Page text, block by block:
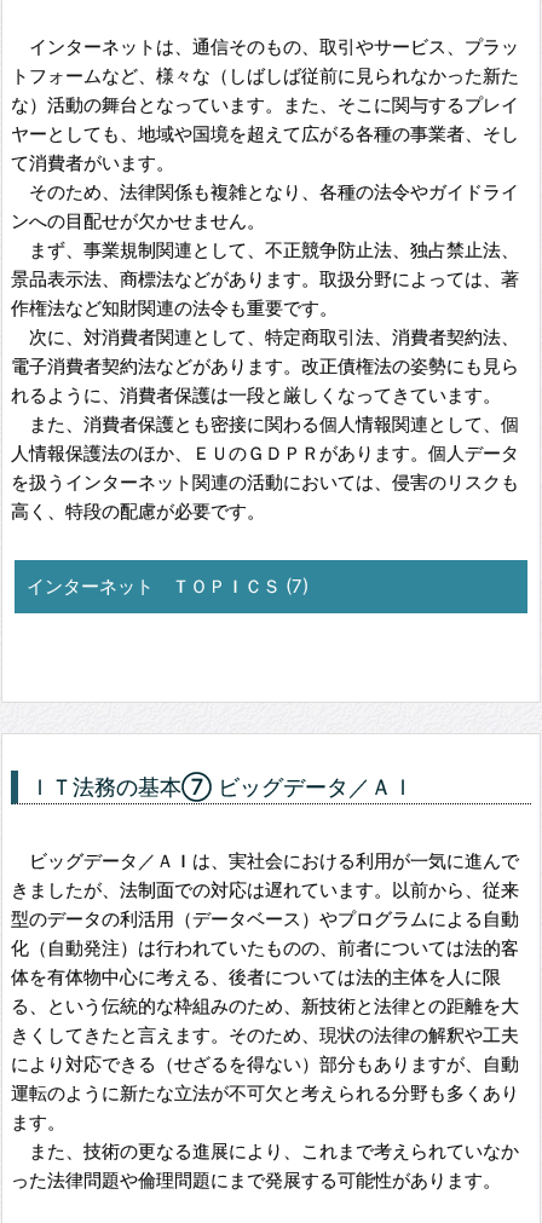
インターネットは、通信そのもの、取引やサービス、プラッ
トフォームなど、様々な（しばしば従前に見られなかった新た
な）活動の舞台となっています。また、そこに関与するプレイ
ヤーとしても、地域や国境を超えて広がる各種の事業者、そし
て消費者がいます。
そのため、法律関係も複雑となり、各種の法令やガイドライ
ンへの目配せが欠かせません。
まず、事業規制関連として、不正競争防止法、独占禁止法、
景品表示法、商標法などがあります。取扱分野によっては、著
作権法など知財関連の法令も重要です。
次に、対消費者関連として、特定商取引法、消費者契約法、
電子消費者契約法などがあります。改正債権法の姿勢にも見ら
れるように、消費者保護は一段と厳しくなってきています。
また、消費者保護とも密接に関わる個人情報関連として、個
人情報保護法のほか、ＥＵのＧＤＰＲがあります。個人データ
を扱うインターネット関連の活動においては、侵害のリスクも
高く、特段の配慮が必要です。
インターネット ＴＯＰＩＣＳ (7)
ＩＴ法務の基本⑦ ビッグデータ／ＡＩ
ビッグデータ／ＡＩは、実社会における利用が一気に進んで
きましたが、法制面での対応は遅れています。以前から、従来
型のデータの利活用（データベース）やプログラムによる自動
化（自動発注）は行われていたものの、前者については法的客
体を有体物中心に考える、後者については法的主体を人に限
る、という伝統的な枠組みのため、新技術と法律との距離を大
きくしてきたと言えます。そのため、現状の法律の解釈や工夫
により対応できる（せざるを得ない）部分もありますが、自動
運転のように新たな立法が不可欠と考えられる分野も多くあり
ます。
また、技術の更なる進展により、これまで考えられていなか
った法律問題や倫理問題にまで発展する可能性があります。